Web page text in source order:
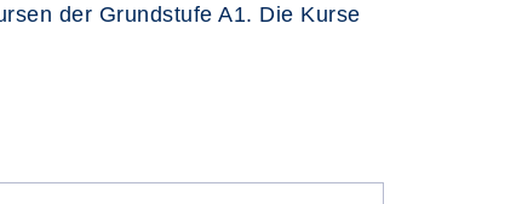
der Grundstufe A1. Die Kurse